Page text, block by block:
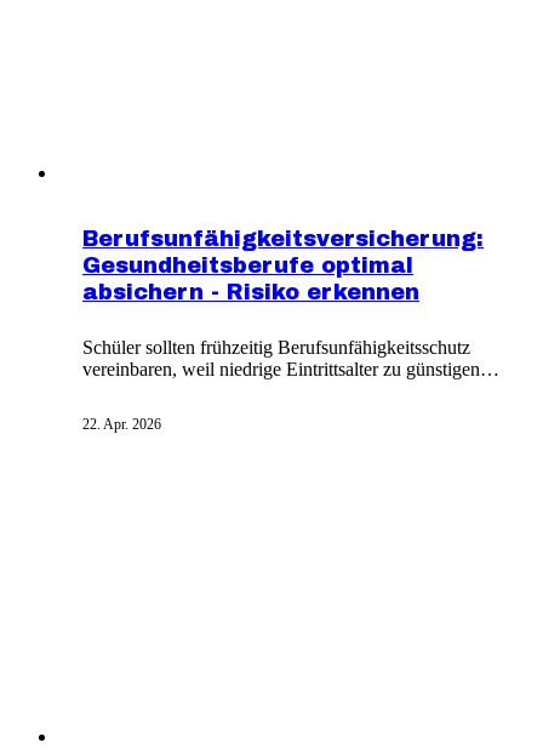
Berufsunfähigkeitsversicherung:
Gesundheitsberufe optimal
absichern - Risiko erkennen
Schüler sollten frühzeitig Berufsunfähigkeitsschutz
vereinbaren, weil niedrige Eintrittsalter zu günstigen
weniger Risikozuschläge fürchten. Viele Versicherer
22. Apr. 2026